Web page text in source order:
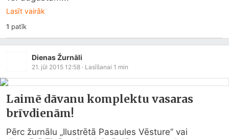
Lasīt vairāk
1 patīk
Dienas Žurnāli
21. jūl 2015 12:58 · Lasīšanai 1 min
Laimē dāvanu komplektu vasaras
brīvdienām!
Pērc žurnālu „Ilustrētā Pasaules Vēsture” vai